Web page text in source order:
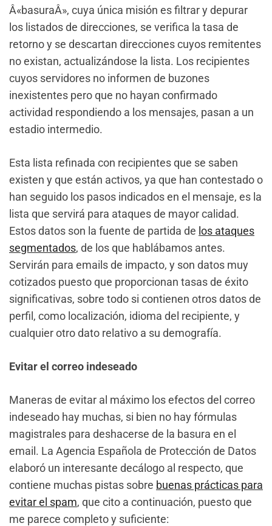
Â«basuraÂ», cuya única misión es filtrar y depurar
los listados de direcciones, se verifica la tasa de
retorno y se descartan direcciones cuyos remitentes
no existan, actualizándose la lista. Los recipientes
cuyos servidores no informen de buzones
inexistentes pero que no hayan confirmado
actividad respondiendo a los mensajes, pasan a un
estadio intermedio.
Esta lista refinada con recipientes que se saben
existen y que están activos, ya que han contestado o
han seguido los pasos indicados en el mensaje, es la
lista que servirá para ataques de mayor calidad.
Estos datos son la fuente de partida de los ataques
segmentados, de los que hablábamos antes.
Servirán para emails de impacto, y son datos muy
cotizados puesto que proporcionan tasas de éxito
significativas, sobre todo si contienen otros datos de
perfil, como localización, idioma del recipiente, y
cualquier otro dato relativo a su demografía.
Evitar el correo indeseado
Maneras de evitar al máximo los efectos del correo
indeseado hay muchas, si bien no hay fórmulas
magistrales para deshacerse de la basura en el
email. La Agencia Española de Protección de Datos
elaboró un interesante decálogo al respecto, que
contiene muchas pistas sobre buenas prácticas para
evitar el spam, que cito a continuación, puesto que
me parece completo y suficiente: